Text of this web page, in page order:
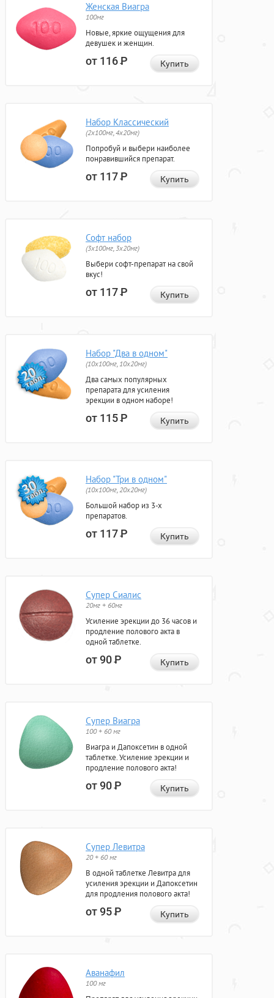
Женская Виагра
100мг
Новые, яркие ощущения для
девушек и женщин.
от 116Р Купить
Набор Классический
(2x100мг, 4x20мг)
Попробуй и выбери наиболее
понравившийся препарат.
от 117Р Купить
Софт набор
(3x100мг, 3x20мг)
Выбери софт-препарат на свой
вкус!
от 117Р Купить
Набор "Два в одном"
(10x100мг, 10x20мг)
Два самых популярных
препарата для усиления
эрекции в одном наборе!
от 115Р Купить
Набор "Три в одном"
(10x100мг, 20x20мг)
Большой набор из 3-х
препаратов.
от 117Р Купить
Супер Сиалис
20мг + 60мг
Усиление эрекции до 36 часов и
продление полового акта в
одной таблетке.
от 90Р Купить
Супер Виагра
100 + 60 мг
Виагра и Дапоксетин в одной
таблетке. Усиление эрекции и
продление полового акта!
от 90Р Купить
Супер Левитра
20 + 60 мг
В одной таблетке Левитра для
усиления эрекции и Дапоксетин
для продления полового акта!
от 95Р Купить
Аванафил
100 мг